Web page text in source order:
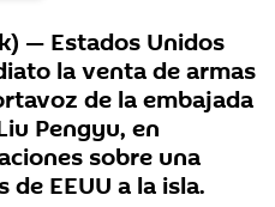
— Estados Unidos
la venta de armas
de la embajada
Pengyu, en
sobre una
EEUU a la isla.